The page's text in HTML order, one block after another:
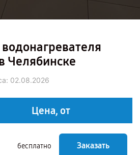
Челябинске
02.08.2026
Цена, от
бесплатно Заказать